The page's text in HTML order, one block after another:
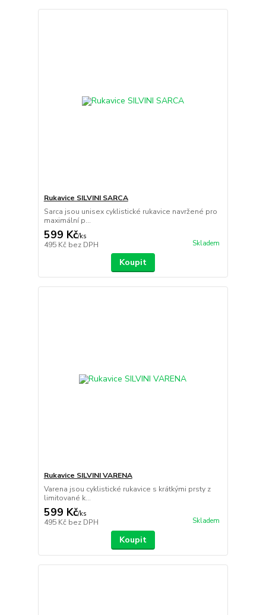
Rukavice SILVINI SARCA
Sarca jsou unisex cyklistické rukavice navržené pro
maximální p...
599 Kč/ks
495 Kč bez DPH Skladem
Koupit
Rukavice SILVINI VARENA
Varena jsou cyklistické rukavice s krátkými prsty z
limitované k...
599 Kč/ks
495 Kč bez DPH Skladem
Koupit